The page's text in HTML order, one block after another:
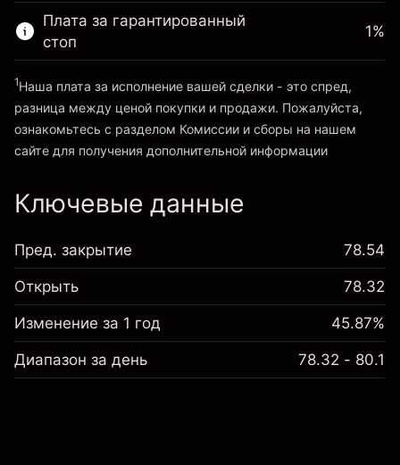
~$20,000.00
Средства от левереджа ~ $
Перейти на платформу
Плата за гарантированный
стоп
«Комиссии и сборы»
1%
1Наша плата за исполнение вашей сделки - это спред,
разница между ценой покупки и продажи. Пожалуйста,
ознакомьтесь с разделом Комиссии и сборы на нашем
сайте для получения дополнительной информации
Ключевые данные
Пред. закрытие 78.54
Открыть 78.32
Изменение за 1 год 45.87%
Диапазон за день 78.32 - 80.1